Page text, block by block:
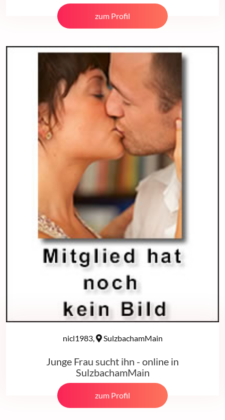
zum Profil
nicl1983, SulzbachamMain
Junge Frau sucht ihn - online in
SulzbachamMain
zum Profil